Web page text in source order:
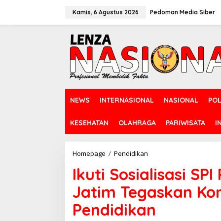
Kamis, 6 Agustus 2026 Pedoman Media Siber
NEWS INTERNASIONAL NASIONAL
KESEHATAN OLAHRAGA PARIWISATA
Homepage / Pendidikan
u
t
i
S
o
s
Ikuti Sosialisasi
Jatim Tegaskan
Pendidikan